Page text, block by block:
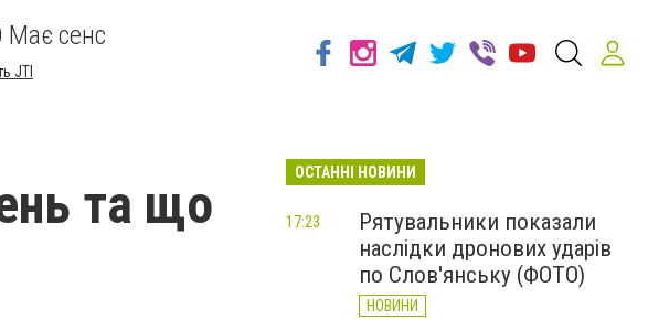
Має сенс
JTI
та що
ОСТАННІ НОВИНИ
Рятувальники показали
наслідки дронових ударів
по Слов'янську (ФОТО)
НОВИНИ
17:23